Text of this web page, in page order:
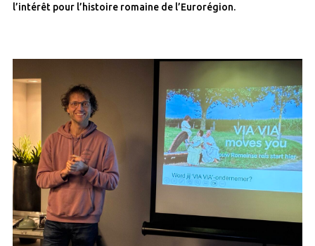
l’intérêt pour l’histoire romaine de l’Eurorégion.